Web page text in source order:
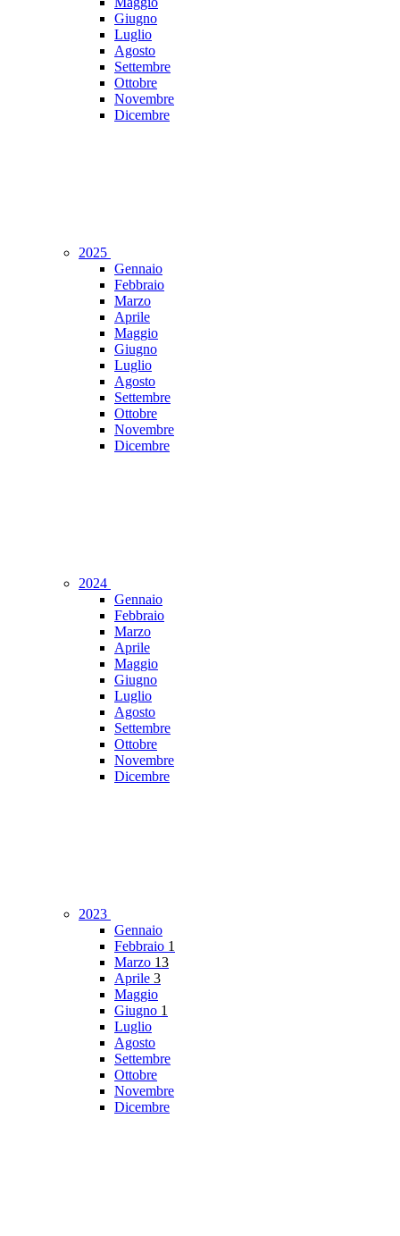
Giugno
Luglio
Agosto
Settembre
Ottobre
Novembre
Dicembre
2025
Gennaio
Febbraio
Marzo
Aprile
Maggio
Giugno
Luglio
Agosto
Settembre
Ottobre
Novembre
Dicembre
2024
Gennaio
Febbraio
Marzo
Aprile
Maggio
Giugno
Luglio
Agosto
Settembre
Ottobre
Novembre
Dicembre
2023
Gennaio
Febbraio 1
Marzo 13
Aprile 3
Maggio
Giugno 1
Luglio
Agosto
Settembre
Ottobre
Novembre
Dicembre